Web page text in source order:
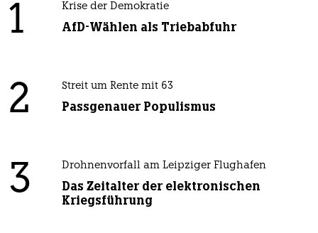
1 Krise der Demokratie
AfD-Wählen als Triebabfuhr
2 Streit um Rente mit 63
Passgenauer Populismus
3 Drohnenvorfall am Leipziger Flughafen
Das Zeitalter der elektronischen
Kriegsführung